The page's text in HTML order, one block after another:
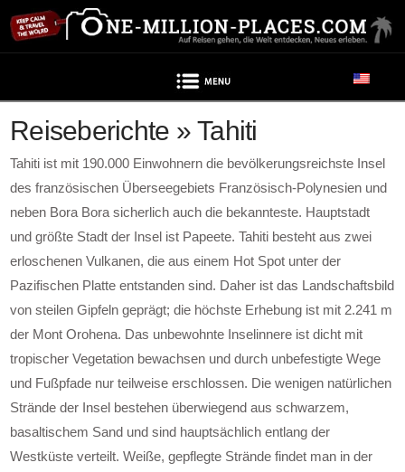
Reiseberichte » Tahiti
Tahiti ist mit 190.000 Einwohnern die bevölkerungsreichste Insel
des französischen Überseegebiets Französisch-Polynesien und
neben Bora Bora sicherlich auch die bekannteste. Hauptstadt
und größte Stadt der Insel ist Papeete. Tahiti besteht aus zwei
erloschenen Vulkanen, die aus einem Hot Spot unter der
Pazifischen Platte entstanden sind. Daher ist das Landschaftsbild
von steilen Gipfeln geprägt; die höchste Erhebung ist mit 2.241 m
der Mont Orohena. Das unbewohnte Inselinnere ist dicht mit
tropischer Vegetation bewachsen und durch unbefestigte Wege
und Fußpfade nur teilweise erschlossen. Die wenigen natürlichen
Strände der Insel bestehen überwiegend aus schwarzem,
basaltischem Sand und sind hauptsächlich entlang der
Westküste verteilt. Weiße, gepflegte Strände findet man in der